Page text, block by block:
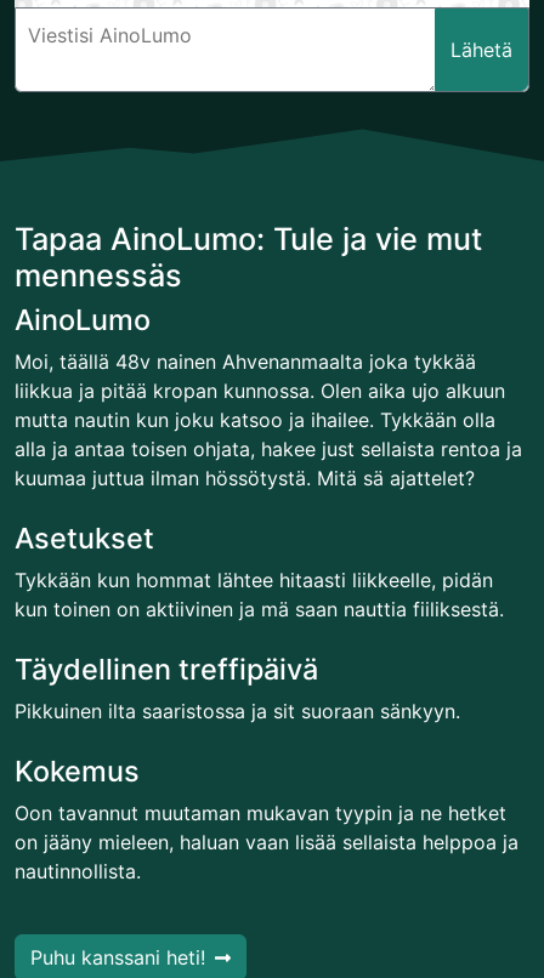
Lähetä
Tapaa AinoLumo: Tule ja vie mut
mennessäs
AinoLumo
Moi, täällä 48v nainen Ahvenanmaalta joka tykkää
liikkua ja pitää kropan kunnossa. Olen aika ujo alkuun
mutta nautin kun joku katsoo ja ihailee. Tykkään olla
alla ja antaa toisen ohjata, hakee just sellaista rentoa ja
kuumaa juttua ilman hössötystä. Mitä sä ajattelet?
Asetukset
Tykkään kun hommat lähtee hitaasti liikkeelle, pidän
kun toinen on aktiivinen ja mä saan nauttia fiiliksestä.
Täydellinen treffipäivä
Pikkuinen ilta saaristossa ja sit suoraan sänkyyn.
Kokemus
Oon tavannut muutaman mukavan tyypin ja ne hetket
on jääny mieleen, haluan vaan lisää sellaista helppoa ja
nautinnollista.
Puhu kanssani heti!